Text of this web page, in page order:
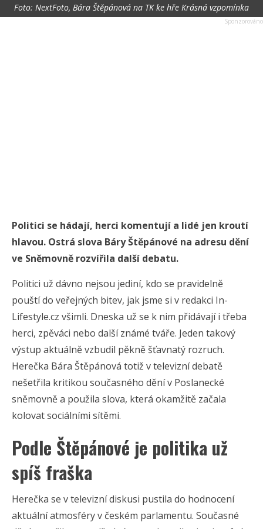
Foto: NextFoto, Bára Štěpánová na TK ke hře Krásná vzpomínka
Politici se hádají, herci komentují a lidé jen kroutí
hlavou. Ostrá slova Báry Štěpánové na adresu dění
ve Sněmovně rozvířila další debatu.
Politici už dávno nejsou jediní, kdo se pravidelně
pouští do veřejných bitev, jak jsme si v redakci In-
Lifestyle.cz všimli. Dneska už se k nim přidávají i třeba
herci, zpěváci nebo další známé tváře. Jeden takový
výstup aktuálně vzbudil pěkně šťavnatý rozruch.
Herečka Bára Štěpánová totiž v televizní debatě
nešetřila kritikou současného dění v Poslanecké
sněmovně a použila slova, která okamžitě začala
kolovat sociálními sítěmi.
Podle Štěpánové je politika už
spíš fraška
Herečka se v televizní diskusi pustila do hodnocení
aktuální atmosféry v českém parlamentu. Současné